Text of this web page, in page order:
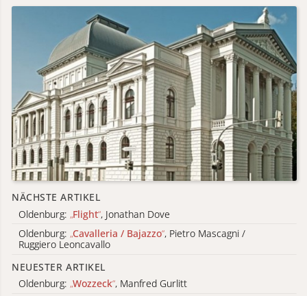
NÄCHSTE ARTIKEL
Oldenburg: „Flight“, Jonathan Dove
Oldenburg: „Cavalleria / Bajazzo“, Pietro Mascagni /
Ruggiero Leoncavallo
NEUESTER ARTIKEL
Oldenburg: „Wozzeck“, Manfred Gurlitt